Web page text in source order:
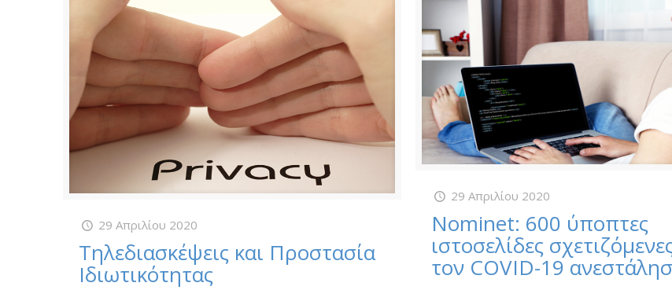
29 Απριλίου 2020
Nominet: 600 ύποπτες
ιστοσελίδες
τον COVID-19
29 Απριλίου 2020
Τηλεδιασκέψεις και Προστασία
Ιδιωτικότητας